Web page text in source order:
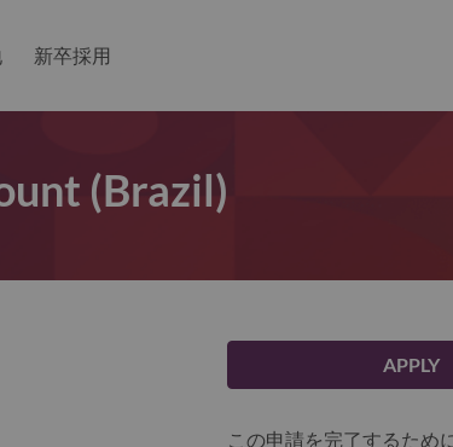
新卒採用
(Brazil)
APPLY
この申請を完了するため